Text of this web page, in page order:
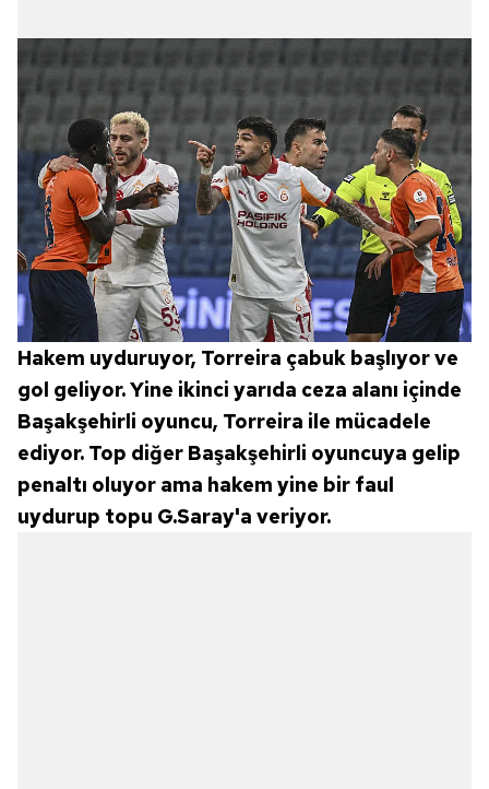
Hakem uyduruyor, Torreira çabuk başlıyor ve
gol geliyor. Yine ikinci yarıda ceza alanı içinde
Başakşehirli oyuncu, Torreira ile mücadele
ediyor. Top diğer Başakşehirli oyuncuya gelip
penaltı oluyor ama hakem yine bir faul
uydurup topu G.Saray'a veriyor.